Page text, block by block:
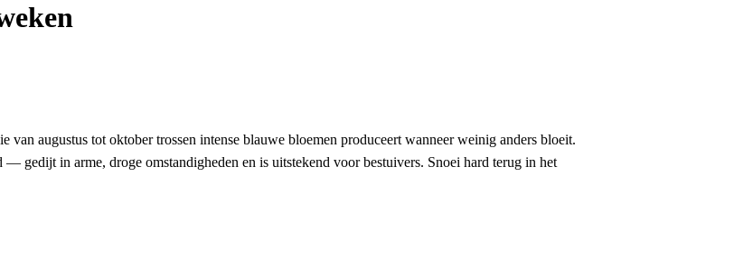
van augustus tot oktober trossen intense blauwe bloemen produceert wanneer weinig anders bloeit.
gedijt in arme, droge omstandigheden en is uitstekend voor bestuivers. Snoei hard terug in het